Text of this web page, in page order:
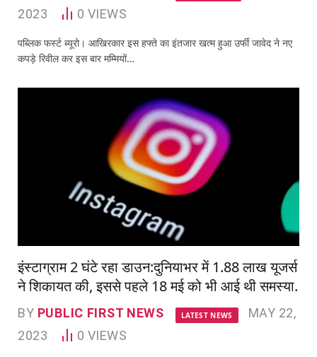
2023
0 VIEWS
पब्लिक फर्स्ट ब्यूरो। आखिरकार इस हफ्ते का इंतजार खत्म हुआ उर्फी जावेद ने नए
कपड़े रिवील कर इस बार मम्मियों…
इंस्टाग्राम 2 घंटे रहा डाउन:दुनियाभर में 1.88 लाख यूजर्स
ने शिकायत की, इससे पहले 18 मई को भी आई थी समस्या.
BY PUBLIC FIRST NEWS LATEST NEWS
MAY 22,
2023
0 VIEWS